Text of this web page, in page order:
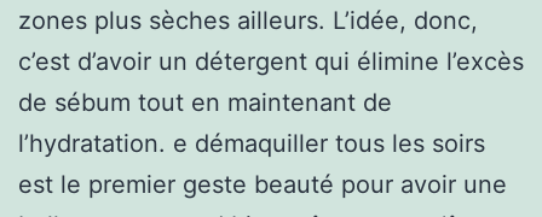
zones plus sèches ailleurs. L’idée, donc,
c’est d’avoir un détergent qui élimine l’excès
de sébum tout en maintenant de
l’hydratation. e démaquiller tous les soirs
est le premier geste beauté pour avoir une